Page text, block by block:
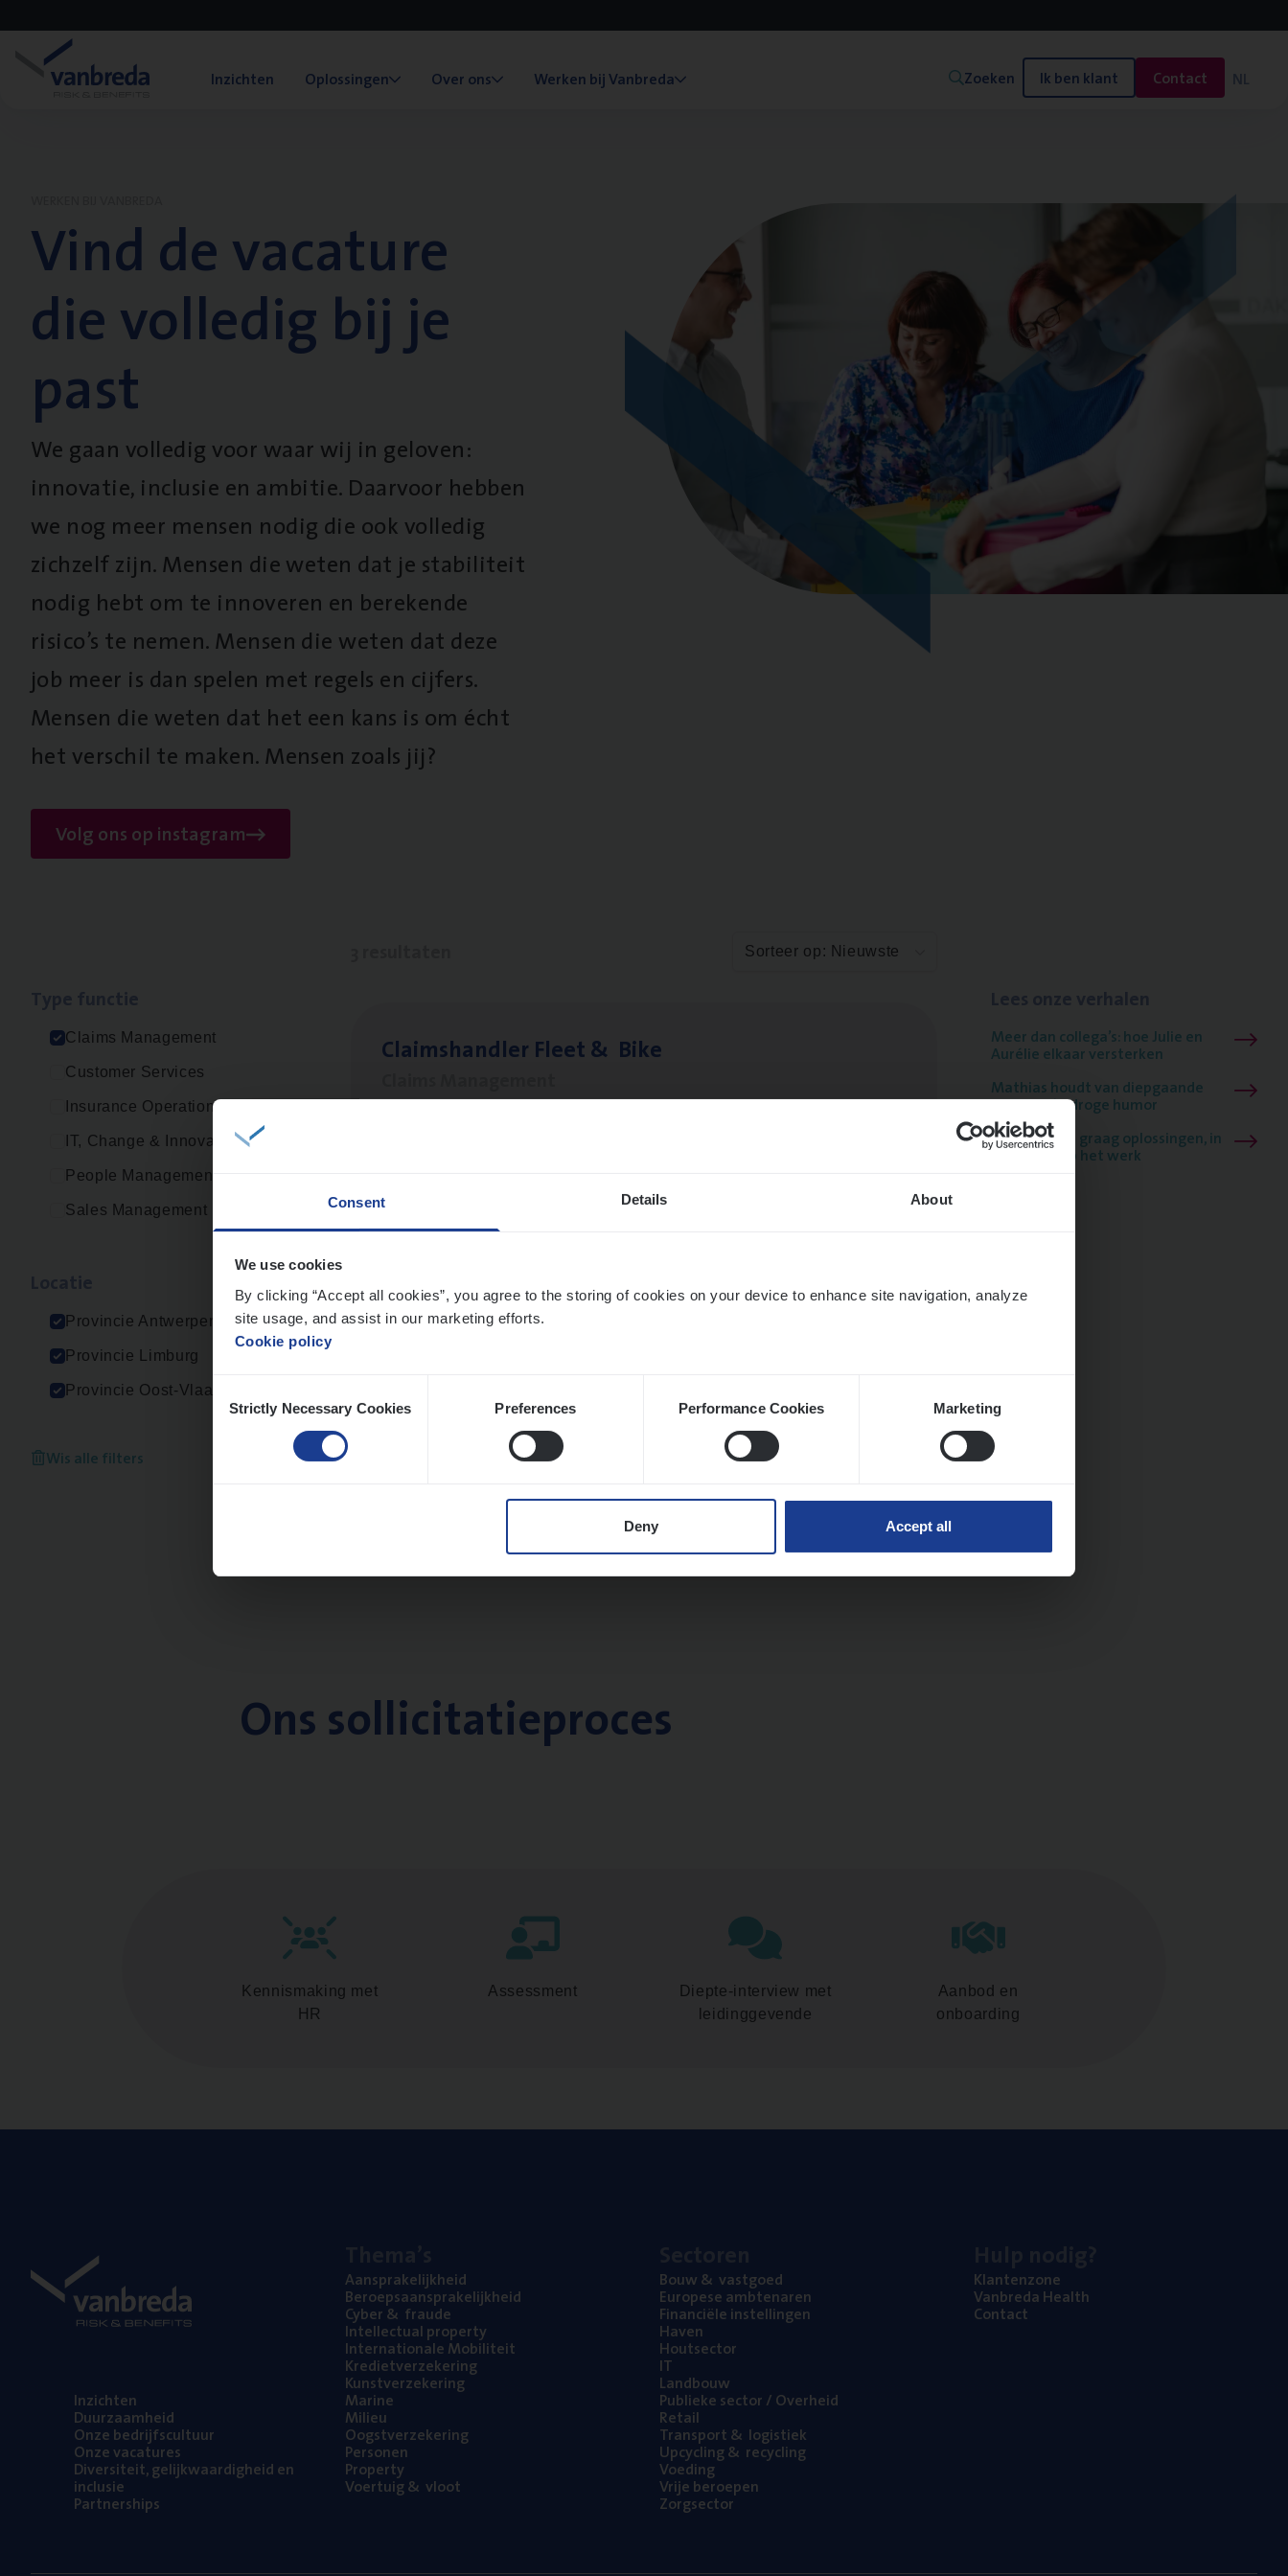
Consent Details About
We use cookies
By clicking “Accept all cookies”, you agree to the storing of cookies on your device to enhance site navigation, analyze
site usage, and assist in our marketing efforts.
Cookie policy
Selection
Strictly Necessary Cookies Preferences Performance Cookies Marketing
Deny Accept all
Inzichten Oplossingen Over ons Werken bij Vanbreda Zoeken Ik ben klant Contact NL
Vind de vacature
die volledig bij je
past
We gaan volledig voor waar wij in geloven:
innovatie, inclusie en ambitie. Daarvoor hebben
we nog meer mensen nodig die ook volledig
zichzelf zijn. Mensen die weten dat je stabiliteit
nodig hebt om te innoveren en berekende
risico’s te nemen. Mensen die weten dat deze
job meer is dan spelen met regels en cijfers.
Mensen die weten dat het een kans is om écht
het verschil te maken. Mensen zoals jij?
Volg ons op instagram
Claims Management
Customer Services
Insurance Operations
IT, Change & Innovation
People Management
Sales Management
Provincie Antwerpen
Provincie Limburg
Provincie Oost-Vlaanderen
Wis alle filters
Sorteer op: Nieuwste
Claims­hand­ler Fleet& Bike
Scha­de Expert Fleet
Antwerpen
Scha­de­be­heer­der verzekeringen
Claims Management
Sint-Niklaas/Temse
Meer dan collega’s: hoe Julie en
Aurélie elkaar versterken
Mathias houdt van diepgaande
dossiers én droge humor
Thalia zoekt graag oplossingen, in
games én op het werk
Ons sollicitatieproces
Kennismaking met
HR
Assessment
Diepte-interview met
leidinggevende
Aanbod en
onboarding
Inzich­ten
Duur­zaam­heid
Onze bedrijfs­cul­tuur
Onze vaca­tu­res
Diver­si­teit, gelijk­waar­dig­heid en
inclusie
Part­ner­ships
Aan­spra­ke­lijk­heid
Beroeps­aan­spra­ke­lijk­heid
Cyber& fraude
Intel­lec­tu­al property
Inter­na­ti­o­na­le Mobiliteit
Kre­diet­ver­ze­ke­ring
Kunst­ver­ze­ke­ring
Mari­ne
Mili­eu
Oogst­ver­ze­ke­ring
Per­so­nen
Pro­per­ty
Voer­tuig& vloot
Bouw& vastgoed
Euro­pe­se ambtenaren
Finan­ci­ë­le instellingen
Haven
Hout­sec­tor
IT
Land­bouw
Publie­ke sec­tor / Overheid
Retail
Trans­port& logistiek
Upcy­cling& recycling
Voe­ding
Vrije beroe­pen
Zorg­sec­tor
Klan­ten­zo­ne
Van­b­re­da Health
Con­tact